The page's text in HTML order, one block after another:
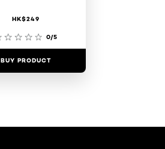
HK$249
0/5
BUY PRODUCT